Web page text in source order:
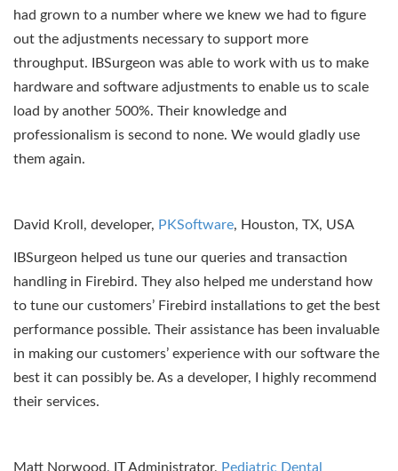
had grown to a number where we knew we had to figure
out the adjustments necessary to support more
throughput. IBSurgeon was able to work with us to make
hardware and software adjustments to enable us to scale
load by another 500%. Their knowledge and
professionalism is second to none. We would gladly use
them again.
David Kroll, developer, PKSoftware, Houston, TX, USA
IBSurgeon helped us tune our queries and transaction
handling in Firebird. They also helped me understand how
to tune our customers’ Firebird installations to get the best
performance possible. Their assistance has been invaluable
in making our customers’ experience with our software the
best it can possibly be. As a developer, I highly recommend
their services.
Matt Norwood, IT Administrator, Pediatric Dental